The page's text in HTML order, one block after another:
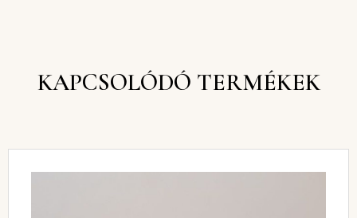
KAPCSOLÓDÓ TERMÉKEK